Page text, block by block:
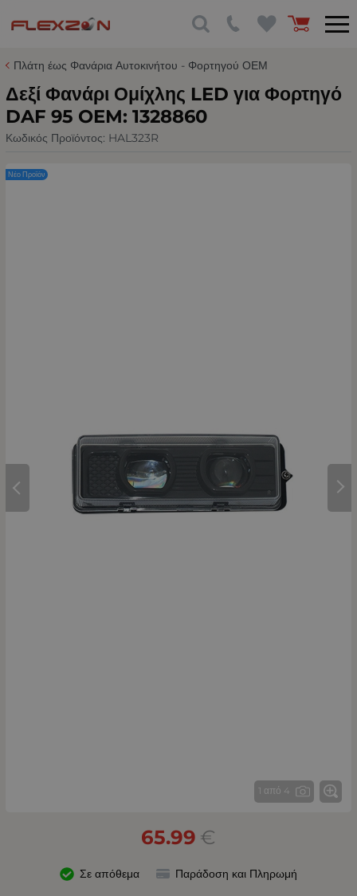
Πλάτη έως Φανάρια Αυτοκινήτου - Φορτηγού ΟΕΜ
Δεξί Φανάρι Ομίχλης LED για Φορτηγό
DAF 95 OEM: 1328860
Κωδικός Προϊόντος: HAL323R
1 από 4
Νέο Προϊόν
65.99 €
Σε απόθεμα Παράδοση και Πληρωμή